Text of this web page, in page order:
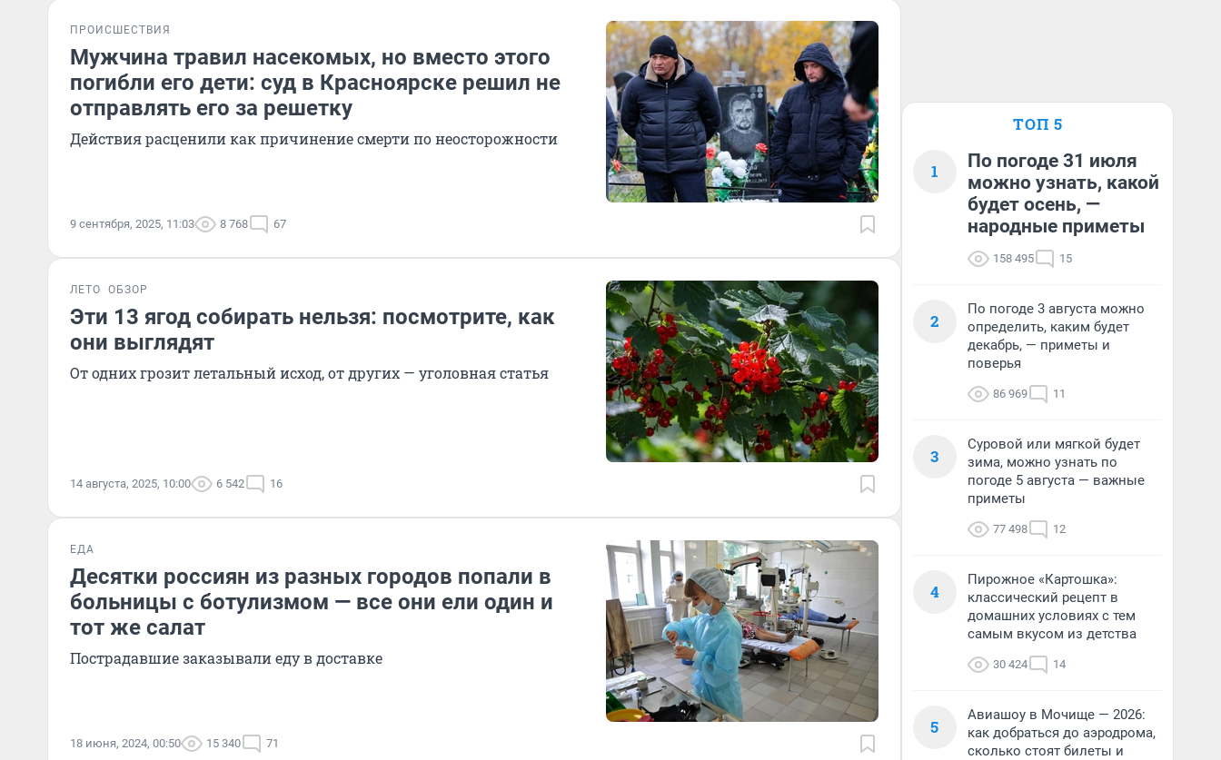
ПРОИСШЕСТВИЯ
Мужчина травил насекомых, но вместо этого
погибли его дети: суд в Красноярске решил не
отправлять его за решетку
Действия расценили как причинение смерти по неосторожности
9 сентября, 2025, 11:03 8 768 67
ЛЕТО ОБЗОР
Эти 13 ягод собирать нельзя: посмотрите, как
они выглядят
От одних грозит летальный исход, от других — уголовная статья
14 августа, 2025, 10:00 6 542 16
ЕДА
Десятки россиян из разных городов попали в
больницы с ботулизмом — все они ели один и
тот же салат
Пострадавшие заказывали еду в доставке
18 июня, 2024, 00:50 15 340 71
ТОП 5
1
По погоде 31 июля
можно узнать, какой
будет осень, —
народные приметы
158 495 15
2
По погоде 3 августа можно
определить, каким будет
декабрь, — приметы и
поверья
86 969 11
3
Суровой или мягкой будет
зима, можно узнать по
погоде 5 августа — важные
приметы
77 498 12
4
Пирожное «Картошка»:
классический рецепт в
домашних условиях с тем
самым вкусом из детства
30 424 14
5
Авиашоу в Мочище — 2026:
как добраться до аэродрома,
сколько стоят билеты и